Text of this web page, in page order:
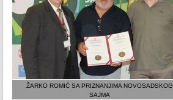
ŽARKO ROMIĆ SA PRIZNANJIMA NOVOSADSKOG
SAJMA